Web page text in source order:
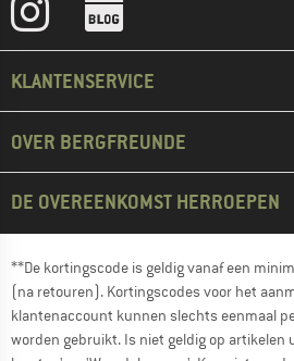
KLANTENSERVICE
OVER BERGFREUNDE
DE OVEREENKOMST HERROEPEN
**De kortingscode is geldig vanaf een
(na retouren). Kortingscodes voor het
klantenaccount kunnen slechts eenmaal
worden gebruikt. Is niet geldig op artikelen